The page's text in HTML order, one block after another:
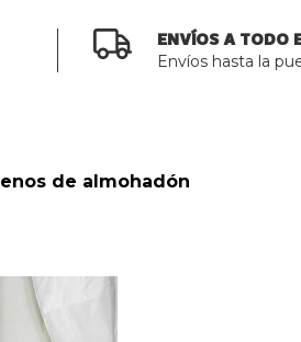
ENVÍOS A TODO
Envíos hasta la
de almohadón